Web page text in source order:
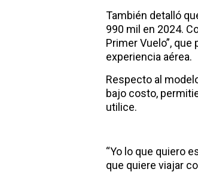
También detalló
990 mil en 2024.
Primer Vuelo”,
experiencia aérea.
Respecto al
bajo costo,
utilice.
“Yo lo que quiero
que quiere viajar